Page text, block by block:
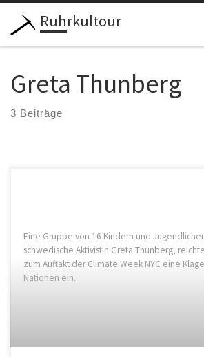
Zum Inhalt springen
Ruhrkultour
Greta Thunberg
3 Beiträge
Eine Gruppe von 16 Kindern und
schwedische Aktivistin Greta Thunberg,
zum Auftakt der Climate Week NYC eine
Nationen ein.